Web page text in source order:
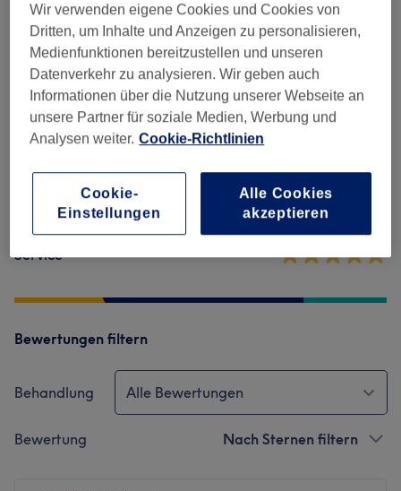
Salonbewertungen
5,0 195 Bewertungen
Ambiente
Sauberkeit
Service
Bewertungen filtern
Behandlung Alle Bewertungen
Bewertung Nach Sternen filtern
Wir verwenden eigene Cookies und Cookies von
Dritten, um Inhalte und Anzeigen zu personalisieren,
Medienfunktionen bereitzustellen und unseren
Datenverkehr zu analysieren. Wir geben auch
Informationen über die Nutzung unserer Webseite an
unsere Partner für soziale Medien, Werbung und
Analysen weiter. Cookie-Richtlinien
Cookie-
Einstellungen
Alle Cookies
akzeptieren